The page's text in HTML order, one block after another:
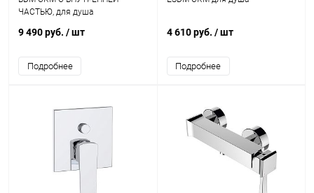
ЧАСТЬЮ, для душа
9 490 руб. / шт
Подробнее
4 610 руб. / шт
Подробнее